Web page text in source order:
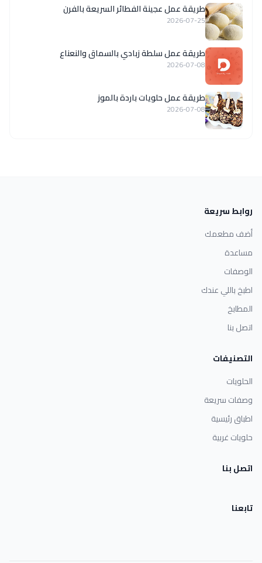
طريقة عمل عجينة الفطائر السريعة بالفرن
2026-07-25
طريقة عمل سلطة زبادي بالسماق والنعناع
2026-07-08
طريقة عمل حلويات باردة بالموز
2026-07-08
روابط سريعة
أضف مطعمك
مساعدة
الوصفات
اطبخ باللي عندك
المطابخ
اتصل بنا
التصنيفات
الحلويات
وصفات سريعة
اطباق رئيسية
حلويات غربية
اتصل بنا
تابعنا